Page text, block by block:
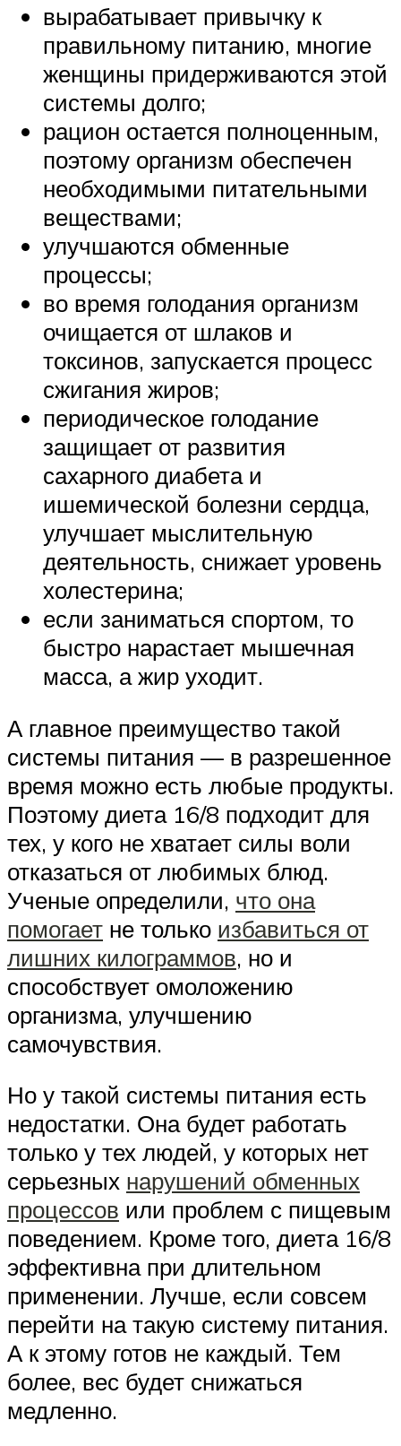
вырабатывает привычку к
правильному питанию, многие
женщины придерживаются этой
системы долго;
рацион остается полноценным,
поэтому организм обеспечен
необходимыми питательными
веществами;
улучшаются обменные
процессы;
во время голодания организм
очищается от шлаков и
токсинов, запускается процесс
сжигания жиров;
периодическое голодание
защищает от развития
сахарного диабета и
ишемической болезни сердца,
улучшает мыслительную
деятельность, снижает уровень
холестерина;
если заниматься спортом, то
быстро нарастает мышечная
масса, а жир уходит.
А главное преимущество такой
системы питания — в разрешенное
время можно есть любые продукты.
Поэтому диета 16/8 подходит для
тех, у кого не хватает силы воли
отказаться от любимых блюд.
Ученые определили, что она
помогает не только избавиться от
лишних килограммов, но и
способствует омоложению
организма, улучшению
самочувствия.
Но у такой системы питания есть
недостатки. Она будет работать
только у тех людей, у которых нет
серьезных нарушений обменных
процессов или проблем с пищевым
поведением. Кроме того, диета 16/8
эффективна при длительном
применении. Лучше, если совсем
перейти на такую систему питания.
А к этому готов не каждый. Тем
более, вес будет снижаться
медленно.